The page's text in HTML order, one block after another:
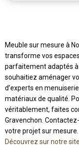
Meuble sur mesure à
transforme vos
parfaitement adaptés à
souhaitiez aménager
d’experts en
matériaux de qualité.
véritablement, faites
Gravenchon.
votre projet sur mesure.
Découvrez sur notre